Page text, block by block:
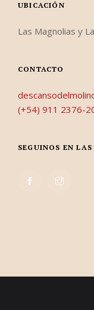
UBICACIÓN
Las Magnolias y
CONTACTO
(+54) 911 2376-
SEGUINOS EN LAS